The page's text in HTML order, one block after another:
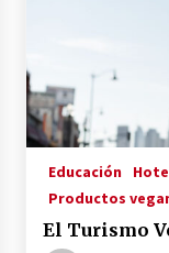
Educación
Productos
El Turismo